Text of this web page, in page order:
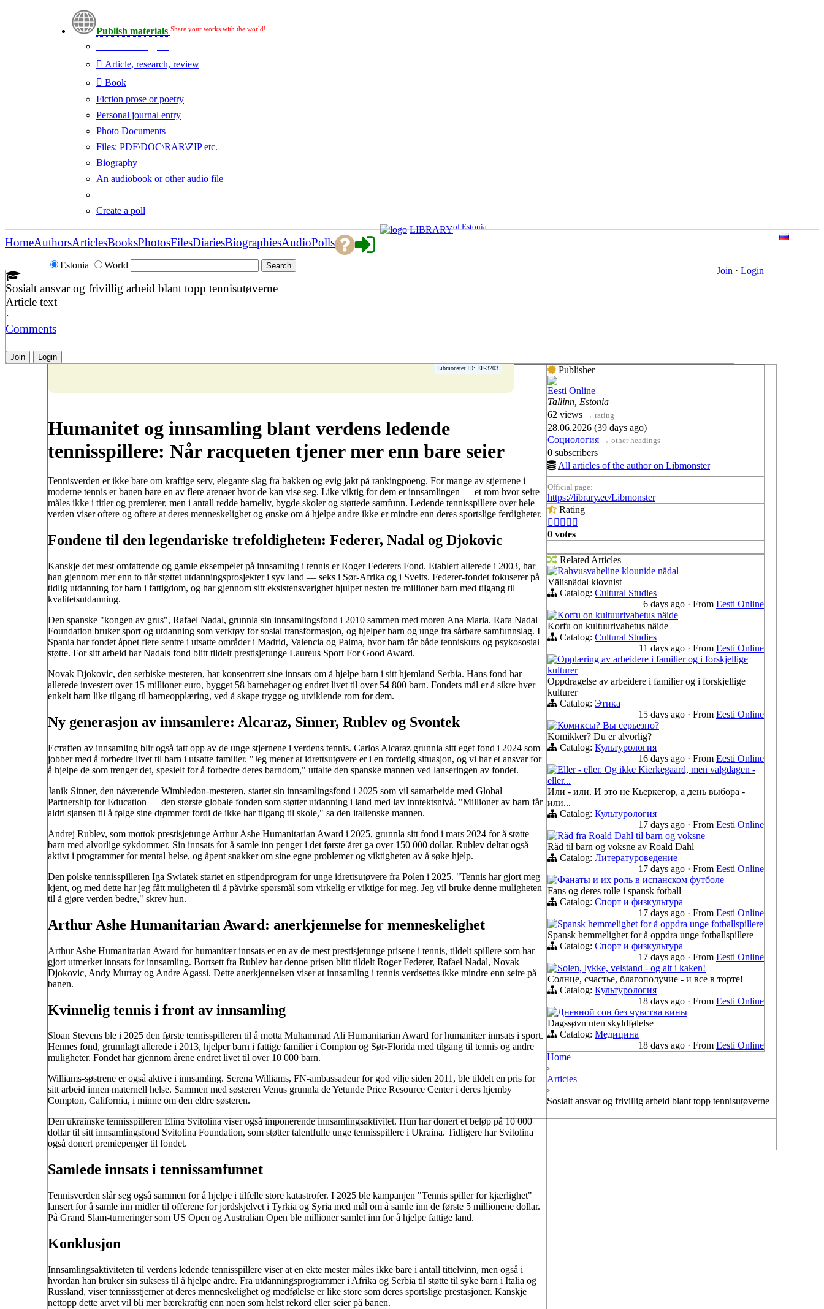
Publish materials Share your works with the world!
Article, research, review
Book
Fiction prose or poetry
Personal journal entry
Photo Documents
Files: PDF\DOC\RAR\ZIP etc.
Biography
An audiobook or other audio file
Create a poll
Estonia World
LIBRARYof Estonia
Join · Login
HomeAuthorsArticlesBooksPhotosFilesDiariesBiographiesAudioPolls
Sosialt ansvar og frivillig arbeid blant topp tennisutøverne
Article text
·
Comments
Join Login
Libmonster ID: EE-3203
Humanitet og innsamling blant verdens ledende
tennisspillere: Når racqueten tjener mer enn bare seier
Tennisverden er ikke bare om kraftige serv, elegante slag fra bakken og evig jakt på rankingpoeng. For mange av stjernene i
moderne tennis er banen bare en av flere arenaer hvor de kan vise seg. Like viktig for dem er innsamlingen — et rom hvor seire
måles ikke i titler og premierer, men i antall redde barneliv, bygde skoler og støttede samfunn. Ledende tennisspillere over hele
verden viser oftere og oftere at deres menneskelighet og ønske om å hjelpe andre ikke er mindre enn deres sportslige ferdigheter.
Fondene til den legendariske trefoldigheten: Federer, Nadal og Djokovic
Kanskje det mest omfattende og gamle eksempelet på innsamling i tennis er Roger Federers Fond. Etablert allerede i 2003, har
han gjennom mer enn to tiår støttet utdanningsprosjekter i syv land — seks i Sør-Afrika og i Sveits. Federer-fondet fokuserer på
tidlig utdanning for barn i fattigdom, og har gjennom sitt eksistensvarighet hjulpet nesten tre millioner barn med tilgang til
kvalitetsutdanning.
Den spanske "kongen av grus", Rafael Nadal, grunnla sin innsamlingsfond i 2010 sammen med moren Ana Maria. Rafa Nadal
Foundation bruker sport og utdanning som verktøy for sosial transformasjon, og hjelper barn og unge fra sårbare samfunnslag. I
Spania har fondet åpnet flere sentre i utsatte områder i Madrid, Valencia og Palma, hvor barn får både tenniskurs og psykososial
støtte. For sitt arbeid har Nadals fond blitt tildelt prestisjetunge Laureus Sport For Good Award.
Novak Djokovic, den serbiske mesteren, har konsentrert sine innsats om å hjelpe barn i sitt hjemland Serbia. Hans fond har
allerede investert over 15 millioner euro, bygget 58 barnehager og endret livet til over 54 800 barn. Fondets mål er å sikre hver
enkelt barn like tilgang til barneopplæring, ved å skape trygge og utviklende rom for dem.
Ny generasjon av innsamlere: Alcaraz, Sinner, Rublev og Svontek
Eстаften av innsamling blir også tatt opp av de unge stjernene i verdens tennis. Carlos Alcaraz grunnla sitt eget fond i 2024 som
jobber med å forbedre livet til barn i utsatte familier. "Jeg mener at idrettsutøvere er i en fordelig situasjon, og vi har et ansvar for
å hjelpe de som trenger det, spesielt for å forbedre deres barndom," uttalte den spanske mannen ved lanseringen av fondet.
Janik Sinner, den nåværende Wimbledon-mesteren, startet sin innsamlingsfond i 2025 som vil samarbeide med Global
Partnership for Education — den største globale fonden som støtter utdanning i land med lav inntektsnivå. "Millioner av barn får
aldri sjansen til å følge sine drømmer fordi de ikke har tilgang til skole," sa den italienske mannen.
Andrej Rublev, som mottok prestisjetunge Arthur Ashe Humanitarian Award i 2025, grunnla sitt fond i mars 2024 for å støtte
barn med alvorlige sykdommer. Sin innsats for å samle inn penger i det første året ga over 150 000 dollar. Rublev deltar også
aktivt i programmer for mental helse, og åpent snakker om sine egne problemer og viktigheten av å søke hjelp.
Den polske tennisspilleren Iga Swiatek startet en stipendprogram for unge idrettsutøvere fra Polen i 2025. "Tennis har gjort meg
kjent, og med dette har jeg fått muligheten til å påvirke spørsmål som virkelig er viktige for meg. Jeg vil bruke denne muligheten
til å gjøre verden bedre," skrev hun.
Arthur Ashe Humanitarian Award: anerkjennelse for menneskelighet
Arthur Ashe Humanitarian Award for humanitær innsats er en av de mest prestisjetunge prisene i tennis, tildelt spillere som har
gjort utmerket innsats for innsamling. Bortsett fra Rublev har denne prisen blitt tildelt Roger Federer, Rafael Nadal, Novak
Djokovic, Andy Murray og Andre Agassi. Dette anerkjennelsen viser at innsamling i tennis verdsettes ikke mindre enn seire på
banen.
Kvinnelig tennis i front av innsamling
Sloan Stevens ble i 2025 den første tennisspilleren til å motta Muhammad Ali Humanitarian Award for humanitær innsats i sport.
Hennes fond, grunnlagt allerede i 2013, hjelper barn i fattige familier i Compton og Sør-Florida med tilgang til tennis og andre
muligheter. Fondet har gjennom årene endret livet til over 10 000 barn.
Williams-søstrene er også aktive i innsamling. Serena Williams, FN-ambassadeur for god vilje siden 2011, ble tildelt en pris for
sitt arbeid innen maternell helse. Sammen med søsteren Venus grunnla de Yetunde Price Resource Center i deres hjemby
Compton, California, i minne om den eldre søsteren.
Den ukrainske tennisspilleren Elina Svitolina viser også imponerende innsamlingsaktivitet. Hun har donert et beløp på 10 000
dollar til sitt innsamlingsfond Svitolina Foundation, som støtter talentfulle unge tennisspillere i Ukraina. Tidligere har Svitolina
også donert premiepenger til fondet.
Samlede innsats i tennissamfunnet
Tennisverden slår seg også sammen for å hjelpe i tilfelle store katastrofer. I 2025 ble kampanjen "Tennis spiller for kjærlighet"
lansert for å samle inn midler til offerene for jordskjelvet i Tyrkia og Syria med mål om å samle inn de første 5 millionene dollar.
På Grand Slam-turneringer som US Open og Australian Open ble millioner samlet inn for å hjelpe fattige land.
Konklusjon
Innsamlingsaktiviteten til verdens ledende tennisspillere viser at en ekte mester måles ikke bare i antall tittelvinn, men også i
hvordan han bruker sin suksess til å hjelpe andre. Fra utdanningsprogrammer i Afrika og Serbia til støtte til syke barn i Italia og
Russland, viser tennissstjerner at deres menneskelighet og medfølelse er like store som deres sportslige prestasjoner. Kanskje
nettopp dette arvet vil bli mer bærekraftig enn noen som helst rekord eller seier på banen.
Publisher
Eesti Online
Tallinn, Estonia
62 views → rating
28.06.2026 (39 days ago)
Социология → other headings
0 subscribers
All articles of the author on Libmonster
Official page:
https://library.ee/Libmonster
Rating
    
0 votes
Related Articles
Rahvusvaheline klounide nädal
Välisnädal klovnist
Catalog: Cultural Studies
6 days ago · From Eesti Online
Korfu on kultuurivahetus näide
Korfu on kultuurivahetus näide
Catalog: Cultural Studies
11 days ago · From Eesti Online
Opplæring av arbeidere i familier og i forskjellige
kulturer
Oppdragelse av arbeidere i familier og i forskjellige
kulturer
Catalog: Этика
15 days ago · From Eesti Online
Комиксы? Вы серьезно?
Komikker? Du er alvorlig?
Catalog: Культурология
16 days ago · From Eesti Online
Eller - eller. Og ikke Kierkegaard, men valgdagen -
eller...
Или - или. И это не Кьеркегор, а день выбора -
или...
Catalog: Культурология
17 days ago · From Eesti Online
Råd fra Roald Dahl til barn og voksne
Råd til barn og voksne av Roald Dahl
Catalog: Литературоведение
17 days ago · From Eesti Online
Фанаты и их роль в испанском футболе
Fans og deres rolle i spansk fotball
Catalog: Спорт и физкультура
17 days ago · From Eesti Online
Spansk hemmelighet for å oppdra unge fotballspillere
Spansk hemmelighet for å oppdra unge fotballspillere
Catalog: Спорт и физкультура
17 days ago · From Eesti Online
Solen, lykke, velstand - og alt i kaken!
Солнце, счастье, благополучие - и все в торте!
Catalog: Культурология
18 days ago · From Eesti Online
Дневной сон без чувства вины
Dagssøvn uten skyldfølelse
Catalog: Медицина
18 days ago · From Eesti Online
Home
›
Articles
›
Sosialt ansvar og frivillig arbeid blant topp tennisutøverne